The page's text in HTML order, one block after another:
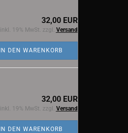
32,00 EUR
inkl. 19% MwSt. zzgl. Versand
IN DEN WARENKORB
32,00 EUR
inkl. 19% MwSt. zzgl. Versand
IN DEN WARENKORB